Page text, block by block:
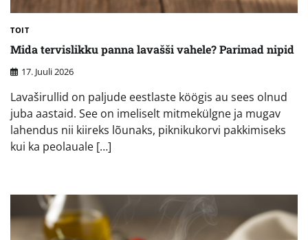
TOIT
Mida tervislikku panna lavašši vahele? Parimad nipid
17. Juuli 2026
Lavaširullid on paljude eestlaste köögis au sees olnud
juba aastaid. See on imeliselt mitmekülgne ja mugav
lahendus nii kiireks lõunaks, piknikukorvi pakkimiseks
kui ka peolauale […]